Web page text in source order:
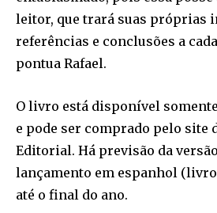
leitor, que trará suas próprias
referências e conclusões a
pontua Rafael.
O livro está disponível
e pode ser comprado pelo site
Editorial. Há previsão da
lançamento em espanhol
até o final do ano.